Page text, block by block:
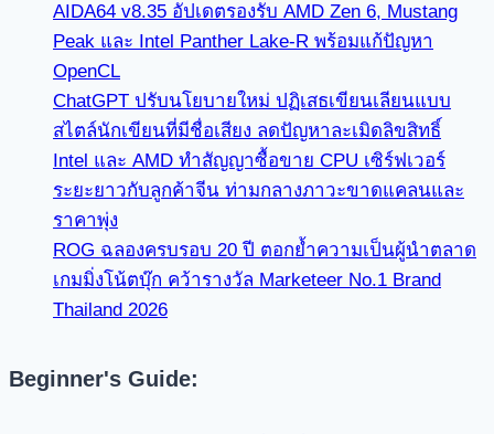
AIDA64 v8.35 อัปเดตรองรับ AMD Zen 6, Mustang
Peak และ Intel Panther Lake-R พร้อมแก้ปัญหา
OpenCL
ChatGPT ปรับนโยบายใหม่ ปฏิเสธเขียนเลียนแบบ
สไตล์นักเขียนที่มีชื่อเสียง ลดปัญหาละเมิดลิขสิทธิ์
Intel และ AMD ทำสัญญาซื้อขาย CPU เซิร์ฟเวอร์
ระยะยาวกับลูกค้าจีน ท่ามกลางภาวะขาดแคลนและ
ราคาพุ่ง
ROG ฉลองครบรอบ 20 ปี ตอกย้ำความเป็นผู้นำตลาด
เกมมิ่งโน้ตบุ๊ก คว้ารางวัล Marketeer No.1 Brand
Thailand 2026
Beginner's Guide: